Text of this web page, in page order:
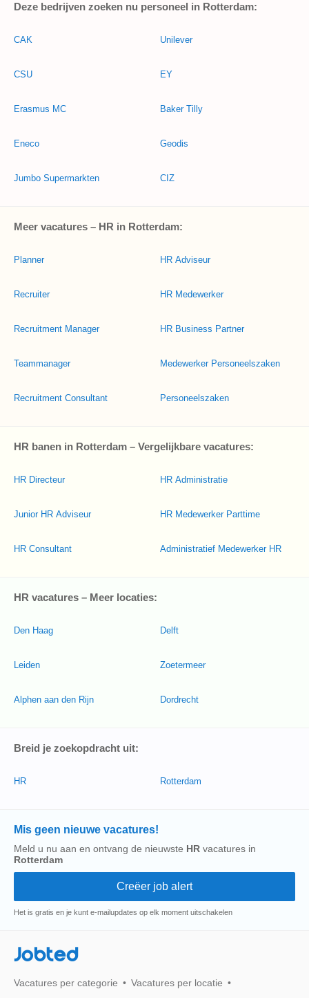
Deze bedrijven zoeken nu personeel in Rotterdam:
CAK
CSU
Erasmus MC
Eneco
Jumbo Supermarkten
Unilever
EY
Baker Tilly
Geodis
CIZ
Meer vacatures – HR in Rotterdam:
Planner
Recruiter
Recruitment Manager
Teammanager
Recruitment Consultant
HR Adviseur
HR Medewerker
HR Business Partner
Medewerker Personeelszaken
Personeelszaken
HR banen in Rotterdam – Vergelijkbare vacatures:
HR Directeur
Junior HR Adviseur
HR Consultant
HR Administratie
HR Medewerker Parttime
Administratief Medewerker HR
HR vacatures – Meer locaties:
Den Haag
Leiden
Alphen aan den Rijn
Delft
Zoetermeer
Dordrecht
Breid je zoekopdracht uit:
HR Rotterdam
Mis geen nieuwe vacatures!
Meld u nu aan en ontvang de nieuwste HR vacatures in
Rotterdam
Het is gratis en je kunt e-mailupdates op elk moment uitschakelen
Jobted
Vacatures per categorie Vacatures per locatie